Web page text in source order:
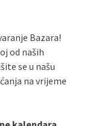
Bazara!
od naših
se u našu
na vrijeme